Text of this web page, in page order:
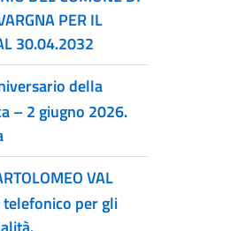
PER IL
30.04.2032
della
– 2 giugno 2026.
VAL
telefonico per gli